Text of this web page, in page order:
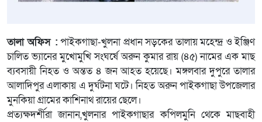
তালা অফিস : পাইকগাছা-খুলনা প্রধান সড়কের তালায় মহেন্দ্র ও ইঞ্জিণ
চালিত ভ্যানের মুখোমুখি সংঘর্ষে অরুন কুমার রায় (৪৫) নামের এক মাছ
ব্যবসায়ী নিহত ও অন্তত ৪ জন আহত হয়েছে। মঙ্গলবার দুপুরে তালার
আলাদিপুর এলাকায় এ দুর্ঘটনা ঘটে। নিহত অরুন পাইকগাছা উপজেলার
মুনকিয়া গ্রামের কাশিনাথ রায়ের ছেলে।
প্রত্যক্ষদর্শীরা জানান,খুলনার পাইকগাছার কপিলমুনি থেকে মাছবাহী